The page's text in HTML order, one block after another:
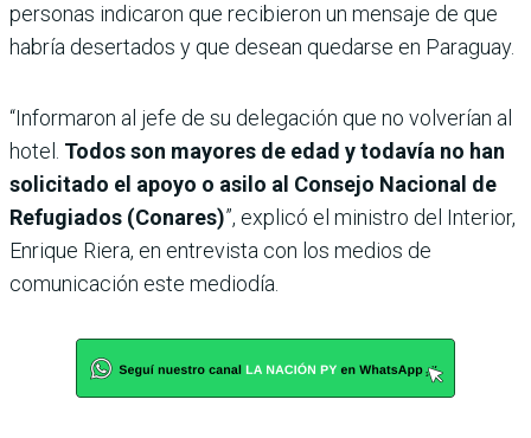
personas indicaron que recibieron un mensaje de que
habría desertados y que desean quedarse en Paraguay.
“Informaron al jefe de su delegación que no volverían al
hotel. Todos son mayores de edad y todavía no han
solicitado el apoyo o asilo al Consejo Nacional de
Refugiados (Conares)”, explicó el ministro del Interior,
Enrique Riera, en entrevista con los medios de
comunicación este mediodía.